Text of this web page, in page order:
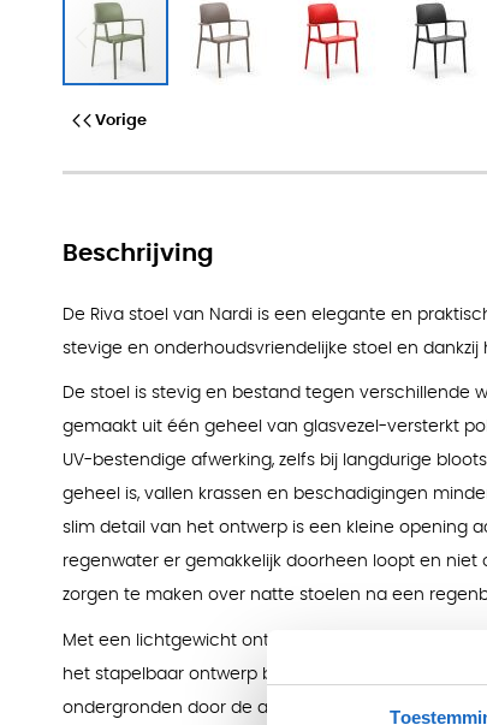
Riva Armchair
Vorige
Beschrijving
De Riva stoel van Nardi is een elegante en
stevige en onderhoudsvriendelijke stoel en dankzij
De stoel is stevig en bestand tegen verschillende
gemaakt uit één geheel van glasvezel-versterkt
UV-bestendige afwerking, zelfs bij langdurige
geheel is, vallen krassen en beschadigingen
slim detail van het ontwerp is een kleine opening
regenwater er gemakkelijk doorheen loopt en niet
zorgen te maken over natte stoelen na een
Met een lichtgewicht ontwerp is de Nardi Riva
het stapelbaar ontwerp bespaart u ruimte bij het
ondergronden door de antislip poten die extra